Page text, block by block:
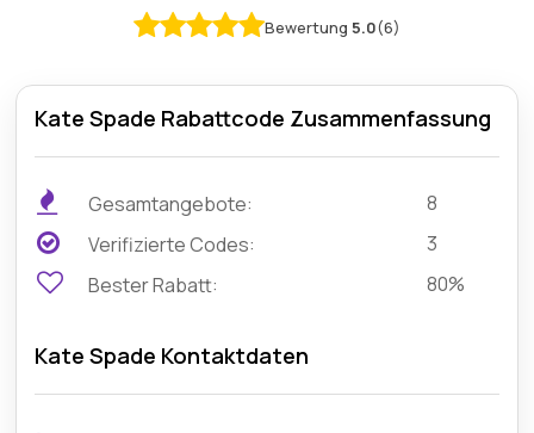
Bewertung 5.0(6)
Kate Spade Rabattcode Zusammenfassung
Gesamtangebote:
8
Verifizierte Codes:
3
Bester Rabatt:
80%
Kate Spade Kontaktdaten